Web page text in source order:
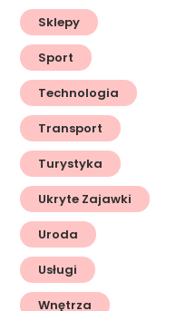
Sklepy
Sport
Technologia
Transport
Turystyka
Ukryte Zajawki
Uroda
Usługi
Wnętrza